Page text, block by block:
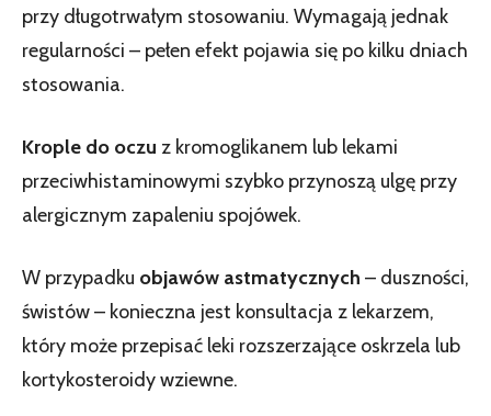
przy długotrwałym stosowaniu. Wymagają jednak
regularności – pełen efekt pojawia się po kilku dniach
stosowania.
Krople do oczu z kromoglikanem lub lekami
przeciwhistaminowymi szybko przynoszą ulgę przy
alergicznym zapaleniu spojówek.
W przypadku objawów astmatycznych – duszności,
świstów – konieczna jest konsultacja z lekarzem,
który może przepisać leki rozszerzające oskrzela lub
kortykosteroidy wziewne.